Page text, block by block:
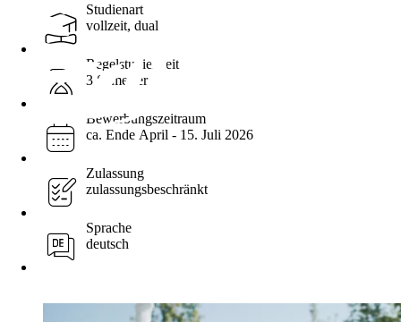
Studienart
vollzeit, dual
Regelstudienzeit
3 Semester
Bewerbungszeitraum
ca. Ende April - 15. Juli 2026
Zulassung
zulassungsbeschränkt
Sprache
deutsch